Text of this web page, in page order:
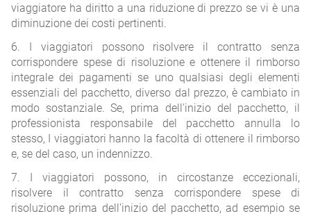
viaggiatore ha diritto a una riduzione di prezzo se vi è una
diminuzione dei costi pertinenti.
6. I viaggiatori possono risolvere il contratto senza
corrispondere spese di risoluzione e ottenere il rimborso
integrale dei pagamenti se uno qualsiasi degli elementi
essenziali del pacchetto, diverso dal prezzo, è cambiato in
modo sostanziale. Se, prima dell'inizio del pacchetto, il
professionista responsabile del pacchetto annulla lo
stesso, I viaggiatori hanno la facoltà di ottenere il rimborso
e, se del caso, un indennizzo.
7. I viaggiatori possono, in circostanze eccezionali,
risolvere il contratto senza corrispondere spese di
risoluzione prima dell'inizio del pacchetto, ad esempio se